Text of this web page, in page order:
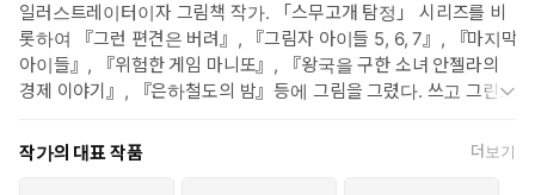
일러스트레이터이자 그림책 작가. 「스무고개 탐정」 시리즈를 비
롯하여 『그런 편견은 버려』, 『그림자 아이들 5, 6, 7』, 『마지막
아이들』, 『위험한 게임 마니또』, 『왕국을 구한 소녀 안젤라의
경제 이야기』, 『은하철도의 밤』등에 그림을 그렸다. 쓰고 그린 책
린이도서관협회 선정 도서가 되었고, 2016년 ‘매리언 베네트 리지웨
이 상’과 ‘ILA 어린이·청소년 도서상’을 받았다.
작가의 대표 작품 더보기